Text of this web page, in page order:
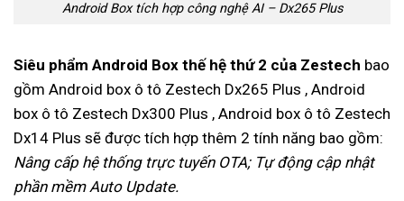
Android Box tích hợp công nghệ AI – Dx265 Plus
Siêu phẩm Android Box thế hệ thứ 2 của Zestech bao
gồm Android box ô tô Zestech Dx265 Plus , Android
box ô tô Zestech Dx300 Plus , Android box ô tô Zestech
Dx14 Plus sẽ được tích hợp thêm 2 tính năng bao gồm:
Nâng cấp hệ thống trực tuyến OTA; Tự động cập nhật
phần mềm Auto Update.